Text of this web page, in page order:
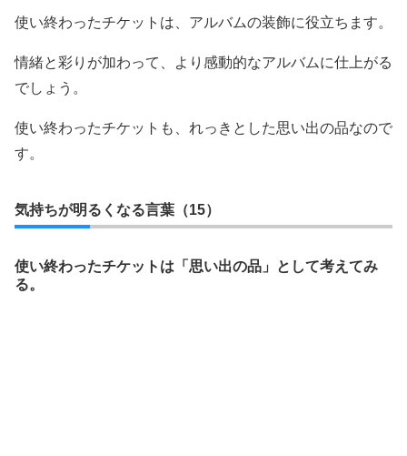
使い終わったチケットは、アルバムの装飾に役立ちます。
情緒と彩りが加わって、より感動的なアルバムに仕上がる
でしょう。
使い終わったチケットも、れっきとした思い出の品なので
す。
気持ちが明るくなる言葉（15）
使い終わったチケットは「思い出の品」として考えてみ
る。